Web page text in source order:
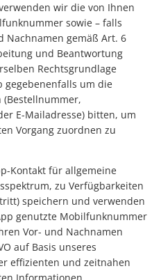
wir die von Ihnen
sowie – falls
Nachnamen gemäß Art. 6
und Beantwortung
Rechtsgrundlage
gegebenenfalls um die
E-Mailadresse) bitten, um
Vorgang zuordnen zu
Kontakt für allgemeine
zu Verfügbarkeiten
speichern und verwenden
genutzte Mobilfunknummer
Vor- und Nachnamen
auf Basis unseres
effizienten und zeitnahen